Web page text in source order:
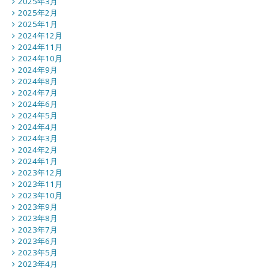
2025年2月
2025年1月
2024年12月
2024年11月
2024年10月
2024年9月
2024年8月
2024年7月
2024年6月
2024年5月
2024年4月
2024年3月
2024年2月
2024年1月
2023年12月
2023年11月
2023年10月
2023年9月
2023年8月
2023年7月
2023年6月
2023年5月
2023年4月